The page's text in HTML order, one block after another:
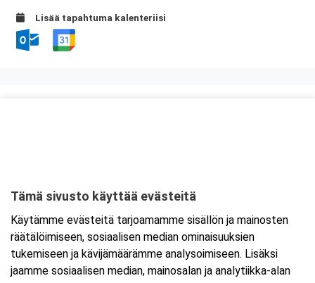
Lisää tapahtuma kalenteriisi
Tarkempi kartta ja ajo-ohjeet
Tämä sivusto käyttää evästeitä
Käytämme evästeitä tarjoamamme sisällön ja mainosten
räätälöimiseen, sosiaalisen median ominaisuuksien
tukemiseen ja kävijämäärämme analysoimiseen. Lisäksi
jaamme sosiaalisen median, mainosalan ja analytiikka-alan